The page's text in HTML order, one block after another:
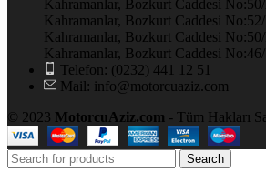
Kahramanlar, Bozkurt Caddesi
Kahramanlar, Bozkurt Caddesi
Kahramanlar, Bozkurt Caddesi
Kahramanlar, Bozkurt Caddesi
Telefon: (0232) 441 12 51
Mail: info@motorcuaziz.com
© 2023 MotorcuAziz.com - Tüm Hakları
Search